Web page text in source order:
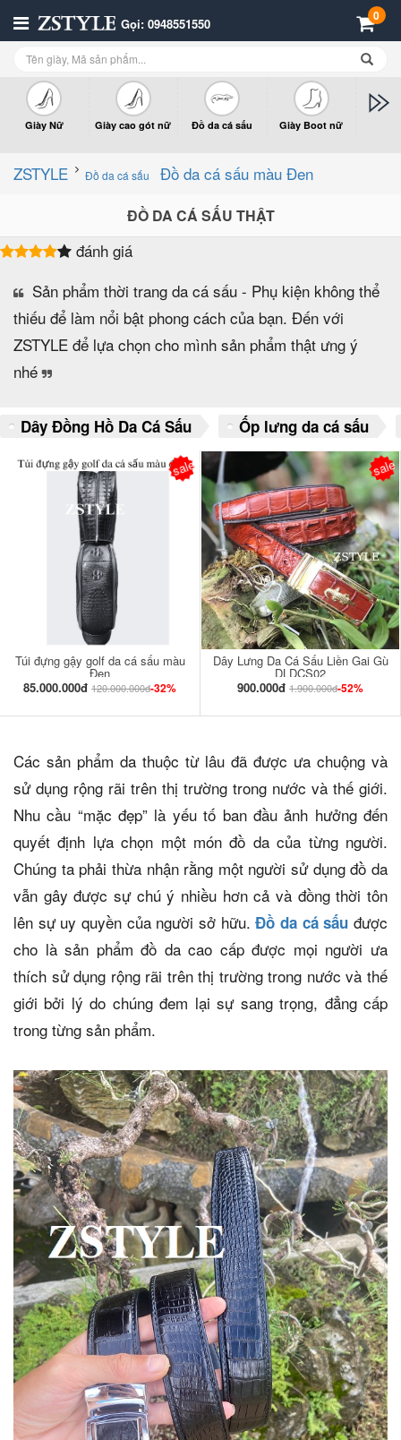
Gọi: 0948551550 0
Giày Nữ Giày cao gót nữ Đồ da cá sấu Giày Boot nữ
ZSTYLE Đồ da cá sấu Đồ da cá sấu màu Đen
ĐỒ DA CÁ SẤU THẬT
đánh giá
Sản phẩm thời trang da cá sấu - Phụ kiện không thể
thiếu để làm nổi bật phong cách của bạn. Đến với
ZSTYLE để lựa chọn cho mình sản phẩm thật ưng ý
nhé
Dây Đồng Hồ Da Cá Sấu Ốp lưng da cá sấu
Túi đựng gậy golf da cá sấu màu
Đen
85.000.000đ 120.000.000đ-32%
sale
Dây Lưng Da Cá Sấu Liền Gai Gù
DLDCS02
900.000đ 1.900.000đ-52%
sale
Các sản phẩm da thuộc từ lâu đã được ưa chuộng và
sử dụng rộng rãi trên thị trường trong nước và thế giới.
Nhu cầu “mặc đẹp” là yếu tố ban đầu ảnh hưởng đến
quyết định lựa chọn một món đồ da của từng người.
Chúng ta phải thừa nhận rằng một người sử dụng đồ da
vẫn gây được sự chú ý nhiều hơn cả và đồng thời tôn
lên sự uy quyền của người sở hữu.Đồ da cá sấu được
cho là sản phẩm đồ da cao cấp được mọi người ưa
thích sử dụng rộng rãi trên thị trường trong nước và thế
giới bởi lý do chúng đem lại sự sang trọng, đẳng cấp
trong từng sản phẩm.